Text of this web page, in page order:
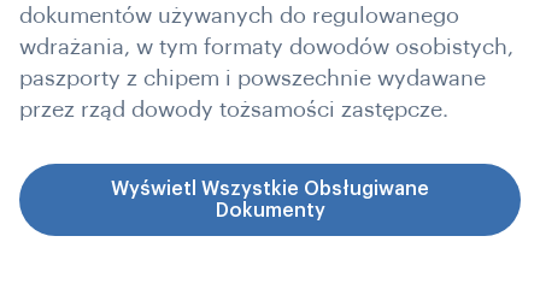
dokumentów używanych do regulowanego
wdrażania, w tym formaty dowodów osobistych,
paszporty z chipem i powszechnie wydawane
przez rząd dowody tożsamości zastępcze.
Wyświetl Wszystkie Obsługiwane
Dokumenty